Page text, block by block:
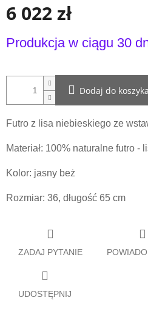
6 022 zł
jednostkowa:
Produkcja w ciągu 30
Dodaj do koszyka
Futro z lisa niebieskiego ze
Materiał: 100% naturalne futro -
Kolor: jasny beż
Rozmiar: 36, długość 65 cm
ZADAJ PYTANIE
UDOSTĘPNIJ